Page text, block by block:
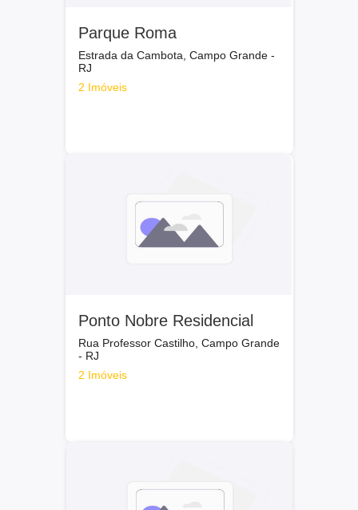
Parque Roma
Estrada da Cambota, Campo Grande -
RJ
2 Imóveis
Ponto Nobre Residencial
Rua Professor Castilho, Campo Grande
- RJ
2 Imóveis